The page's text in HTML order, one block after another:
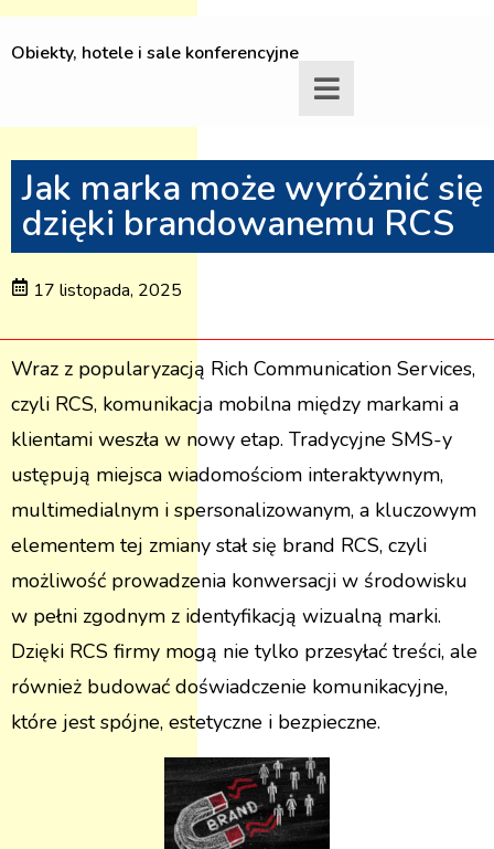
Obiekty, hotele i sale konferencyjne
Jak marka może wyróżnić się
dzięki brandowanemu RCS
17 listopada, 2025
Wraz z popularyzacją Rich Communication Services,
czyli RCS, komunikacja mobilna między markami a
klientami weszła w nowy etap. Tradycyjne SMS-y
ustępują miejsca wiadomościom interaktywnym,
multimedialnym i spersonalizowanym, a kluczowym
elementem tej zmiany stał się brand RCS, czyli
możliwość prowadzenia konwersacji w środowisku
w pełni zgodnym z identyfikacją wizualną marki.
Dzięki RCS firmy mogą nie tylko przesyłać treści, ale
również budować doświadczenie komunikacyjne,
które jest spójne, estetyczne i bezpieczne.